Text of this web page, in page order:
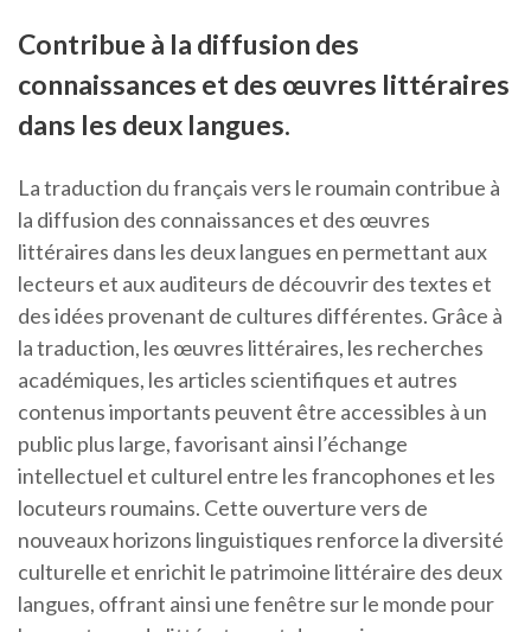
Contribue à la diffusion des
connaissances et des œuvres littéraires
dans les deux langues.
La traduction du français vers le roumain contribue à
la diffusion des connaissances et des œuvres
littéraires dans les deux langues en permettant aux
lecteurs et aux auditeurs de découvrir des textes et
des idées provenant de cultures différentes. Grâce à
la traduction, les œuvres littéraires, les recherches
académiques, les articles scientifiques et autres
contenus importants peuvent être accessibles à un
public plus large, favorisant ainsi l’échange
intellectuel et culturel entre les francophones et les
locuteurs roumains. Cette ouverture vers de
nouveaux horizons linguistiques renforce la diversité
culturelle et enrichit le patrimoine littéraire des deux
langues, offrant ainsi une fenêtre sur le monde pour